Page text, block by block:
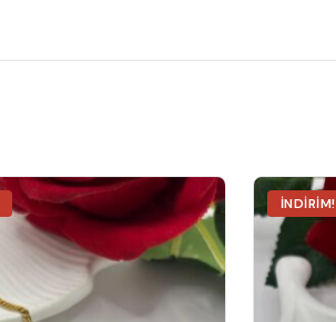
İNDIRIM!